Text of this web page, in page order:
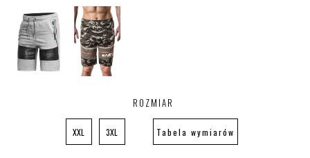
ROZMIAR
XXL 3XL Tabela wymiarów